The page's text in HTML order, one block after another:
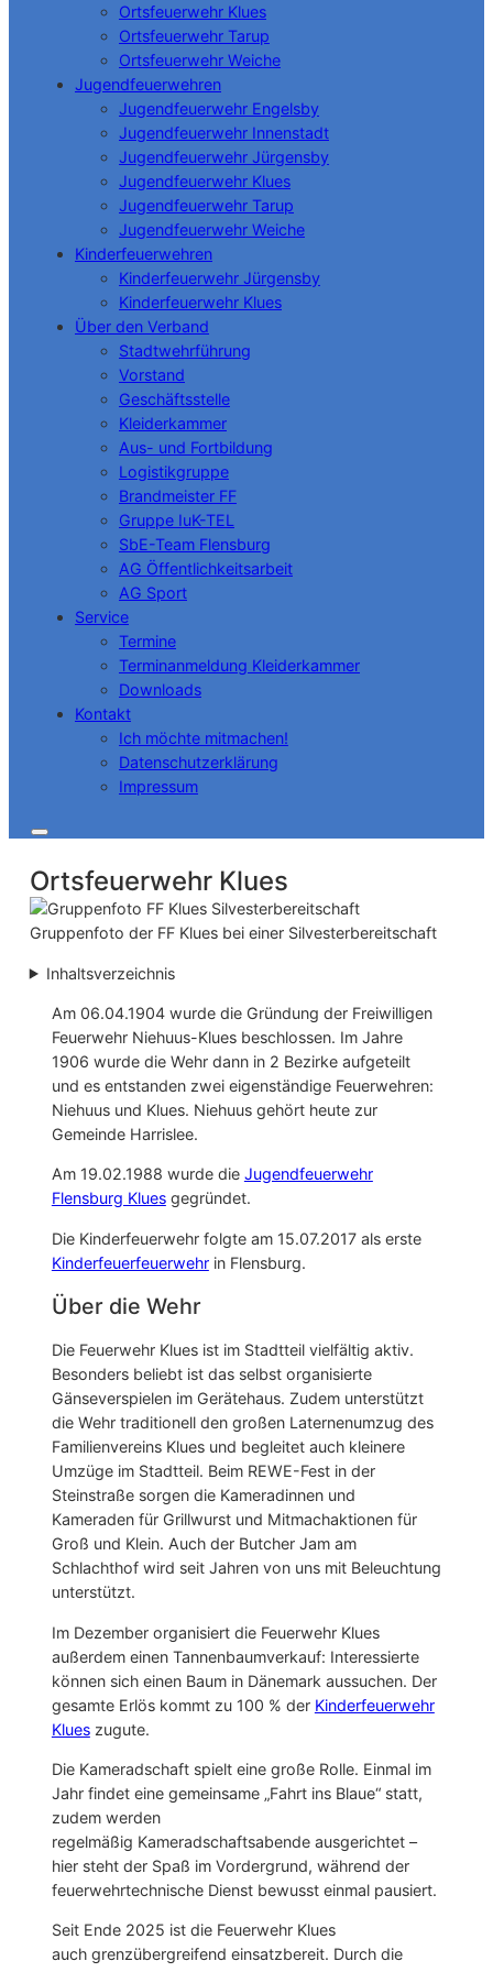
Ortsfeuerwehr Klues
Ortsfeuerwehr Tarup
Ortsfeuerwehr Weiche
Jugendfeuerwehren
Jugendfeuerwehr Engelsby
Jugendfeuerwehr Innenstadt
Jugendfeuerwehr Jürgensby
Jugendfeuerwehr Klues
Jugendfeuerwehr Tarup
Jugendfeuerwehr Weiche
Kinderfeuerwehren
Kinderfeuerwehr Jürgensby
Kinderfeuerwehr Klues
Über den Verband
Stadtwehrführung
Vorstand
Geschäftsstelle
Kleiderkammer
Aus- und Fortbildung
Logistikgruppe
Brandmeister FF
Gruppe IuK-TEL
SbE-Team Flensburg
AG Öffentlichkeitsarbeit
AG Sport
Service
Termine
Terminanmeldung Kleiderkammer
Downloads
Kontakt
Ich möchte mitmachen!
Datenschutzerklärung
Impressum
Ortsfeuerwehr Klues
Gruppenfoto der FF Klues bei einer Silvesterbereitschaft
Inhaltsverzeichnis
Am 06.04.1904 wurde die Gründung der Freiwilligen
Feuerwehr Niehuus-Klues beschlossen. Im Jahre
1906 wurde die Wehr dann in 2 Bezirke aufgeteilt
und es entstanden zwei eigenständige Feuerwehren:
Niehuus und Klues. Niehuus gehört heute zur
Gemeinde Harrislee.
Am 19.02.1988 wurde die Jugendfeuerwehr
Flensburg Kluesgegründet.
Die Kinderfeuerwehr folgte am 15.07.2017 als erste
Kinderfeuerfeuerwehrin Flensburg.
Über die Wehr
Die Feuerwehr Klues ist im Stadtteil vielfältig aktiv.
Besonders beliebt ist das selbst organisierte
Gänseverspielen im Gerätehaus. Zudem unterstützt
die Wehr traditionell den großen Laternenumzug des
Familienvereins Klues und begleitet auch kleinere
Umzüge im Stadtteil. Beim REWE-Fest in der
Steinstraße sorgen die Kameradinnen und
Kameraden für Grillwurst und Mitmachaktionen für
Groß und Klein. Auch der Butcher Jam am
Schlachthof wird seit Jahren von uns mit Beleuchtung
unterstützt.
Im Dezember organisiert die Feuerwehr Klues
außerdem einen Tannenbaumverkauf: Interessierte
können sich einen Baum in Dänemark aussuchen. Der
gesamte Erlös kommt zu 100 % der Kinderfeuerwehr
Klueszugute.
Die Kameradschaft spielt eine große Rolle. Einmal im
Jahr findet eine gemeinsame „Fahrt ins Blaue“ statt,
zudem werden
regelmäßig Kameradschaftsabende ausgerichtet –
hier steht der Spaß im Vordergrund, während der
feuerwehrtechnische Dienst bewusst einmal pausiert.
Seit Ende 2025 ist die Feuerwehr Klues
auch grenzübergreifend einsatzbereit. Durch die